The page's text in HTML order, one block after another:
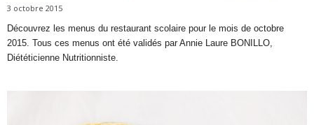
3 octobre 2015
Découvrez les menus du restaurant scolaire pour le mois de octobre
2015. Tous ces menus ont été validés par Annie Laure BONILLO,
Diététicienne Nutritionniste.